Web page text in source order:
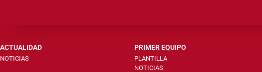
ACTUALIDAD
NOTICIAS
PRIMER EQUIPO
PLANTILLA
NOTICIAS